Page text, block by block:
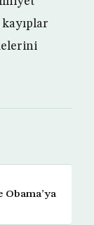
Obama’ya